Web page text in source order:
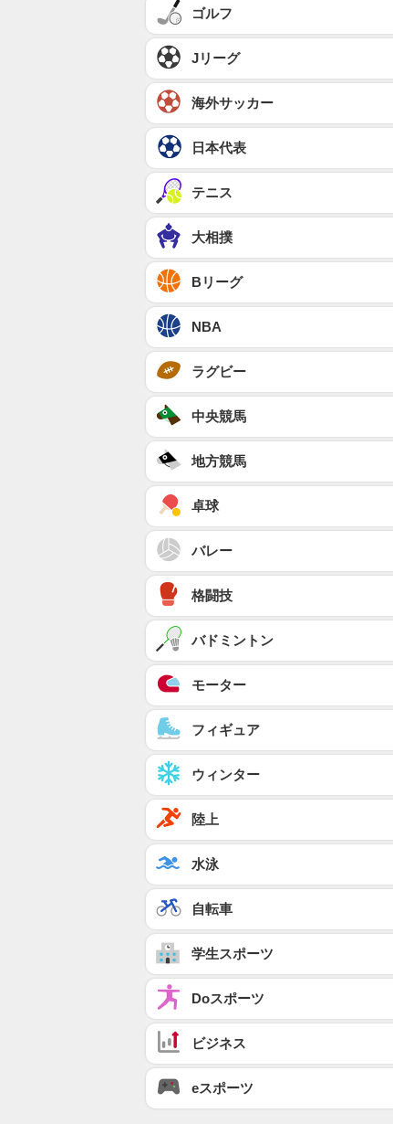
ゴルフ
Jリーグ
海外サッカー
日本代表
テニス
大相撲
Bリーグ
NBA
ラグビー
中央競馬
地方競馬
卓球
バレー
格闘技
バドミントン
モーター
フィギュア
ウィンター
陸上
水泳
自転車
学生スポーツ
Doスポーツ
ビジネス
eスポーツ